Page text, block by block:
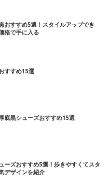
おすすめ5選！スタイルアップでき
格で手に入る
すすめ15選
底黒シューズおすすめ15選
ーズおすすめ5選！歩きやすくてスタ
デザインを紹介